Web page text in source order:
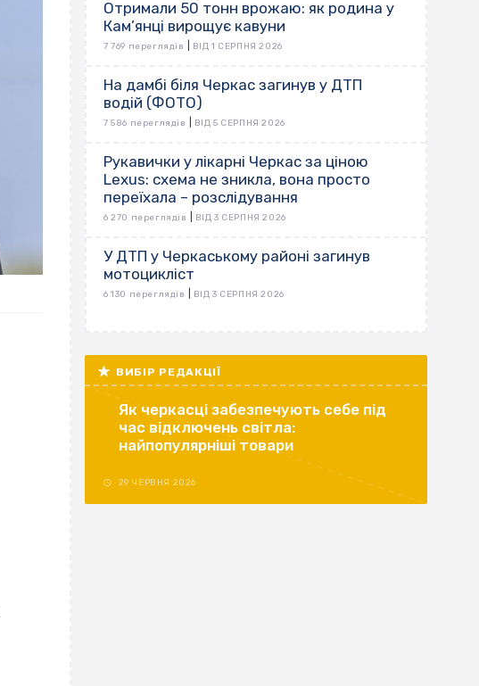
Отримали 50 тонн врожаю: як родина у
Кам’янці вирощує кавуни
7 769 переглядів ВІД 1 СЕРПНЯ 2026
На дамбі біля Черкас загинув у ДТП
водій (ФОТО)
7 586 переглядів ВІД 5 СЕРПНЯ 2026
Рукавички у лікарні Черкас за ціною
Lexus: схема не зникла, вона просто
переїхала – розслідування
6 270 переглядів ВІД 3 СЕРПНЯ 2026
У ДТП у Черкаському районі загинув
мотоцикліст
6 130 переглядів ВІД 3 СЕРПНЯ 2026
ВИБІР РЕДАКЦІЇ
Як черкасці забезпечують себе під
час відключень світла:
найпопулярніші товари
29 ЧЕРВНЯ 2026